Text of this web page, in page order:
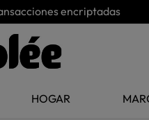
encriptadas
HOGAR